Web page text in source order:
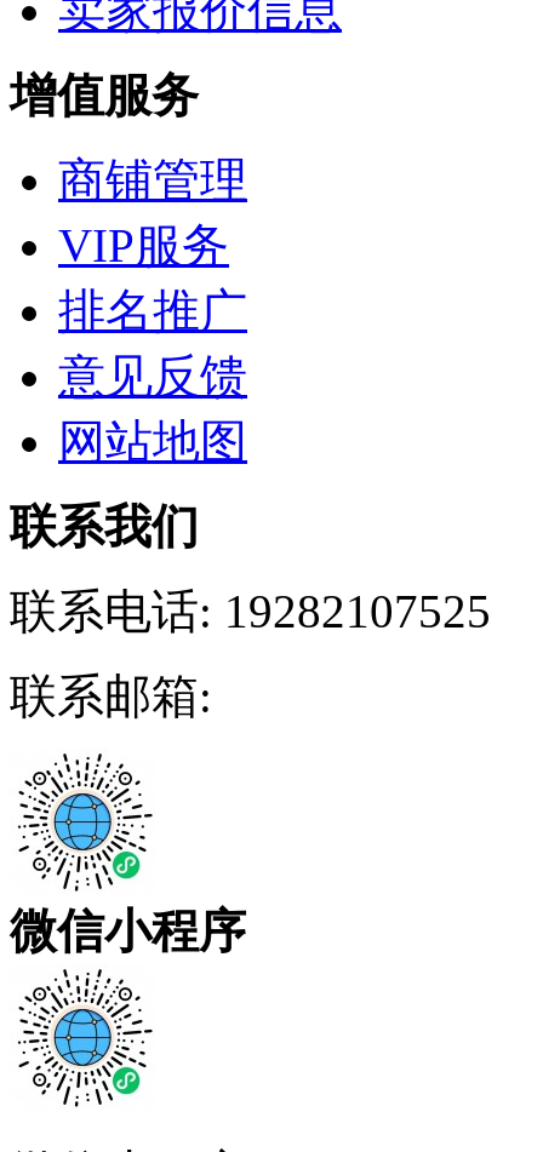
增值服务
商铺管理
VIP服务
排名推广
意见反馈
网站地图
联系我们
联系电话: 19282107525
联系邮箱:
微信小程序